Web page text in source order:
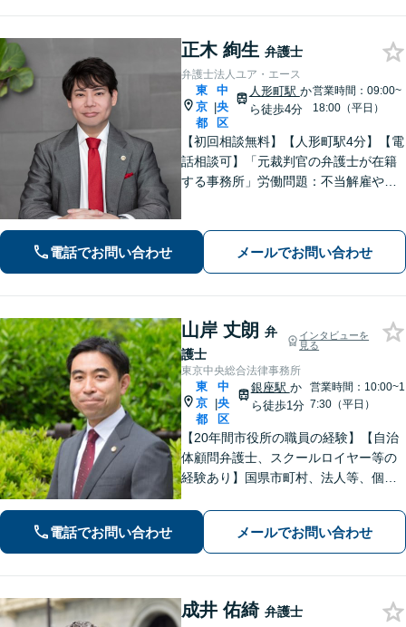
正木 絢生 弁護士
弁護士法人ユア・エース
東
京
都
|
中
央
区
人形町駅 か
ら徒歩4分
営業時間：09:00~
18:00（平日）
【初回相談無料】【人形町駅4分】【電
話相談可】「元裁判官の弁護士が在籍
する事務所」労働問題：不当解雇や未
「交通事故：重度の後遺障害や異議申
し立てもお任せください」
電話でお問い合わせ メールでお問い合わせ
山岸 丈朗 弁
護士
インタビューを
見る
東京中央総合法律事務所
東
京
都
|
中
央
区
銀座駅 か
ら徒歩1分
営業時間：10:00~1
7:30（平日）
【20年間市役所の職員の経験】【自治
体顧問弁護士、スクールロイヤー等の
経験あり】国県市町村、法人等、個人
む、幅広い分野に関するご相談、ご依
頼を受け、各種の法的支援を行ってい
ます。まずはご相談下さい。【WEB面
談可】
電話でお問い合わせ メールでお問い合わせ
成井 佑綺 弁護士